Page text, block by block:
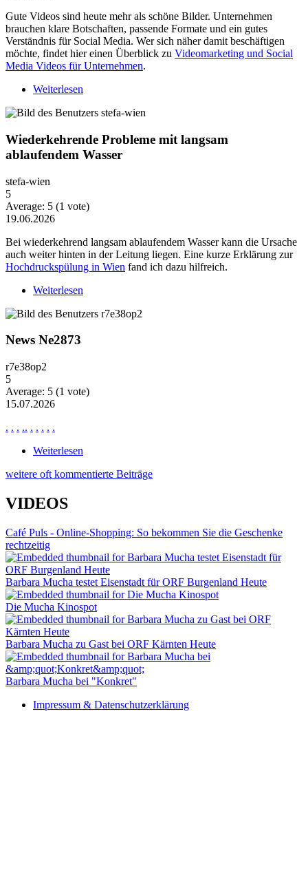
Gute Videos sind heute mehr als schöne Bilder. Unternehmen
brauchen klare Botschaften, passende Formate und ein gutes
Verständnis für Social Media. Wer sich näher damit beschäftigen
möchte, findet hier einen Überblick zu Videomarketing und Social
Media Videos für Unternehmen.
Weiterlesen
Wiederkehrende Probleme mit langsam
ablaufendem Wasser
stefa-wien
5
Average: 5 (1 vote)
19.06.2026
Bei wiederkehrend langsam ablaufendem Wasser kann die Ursache
auch weiter hinten in der Leitung liegen. Eine kurze Erklärung zur
Hochdruckspülung in Wien fand ich dazu hilfreich.
Weiterlesen
News Ne2873
r7e38op2
5
Average: 5 (1 vote)
15.07.2026
. . . .. . . . . .
Weiterlesen
weitere oft kommentierte Beiträge
VIDEOS
Café Puls - Online-Shopping: So bekommen Sie die Geschenke
rechtzeitig
Barbara Mucha testet Eisenstadt für ORF Burgenland Heute
Die Mucha Kinospot
Barbara Mucha zu Gast bei ORF Kärnten Heute
Barbara Mucha bei "Konkret"
Impressum & Datenschutzerklärung